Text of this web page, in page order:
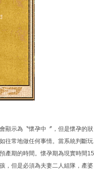
顯示為〝懷孕中〞，但是懷孕的狀
往常地做任何事情。當系統判斷玩
產期的時間。懷孕期為現實時間15
，但是必須為夫妻二人組隊，產婆